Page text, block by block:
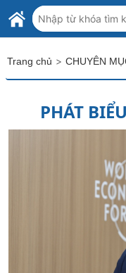
Skip to Main Content
BỘ NGOẠI GIAO
MINISTRY OF
Trang chủ > CHUYÊN
PHÁT